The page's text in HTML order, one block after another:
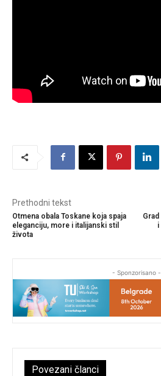
Prethodni tekst
Otmena obala Toskane koja spaja
eleganciju, more i italijanski stil
života
i
- Sponzorisano -
Povezani članci